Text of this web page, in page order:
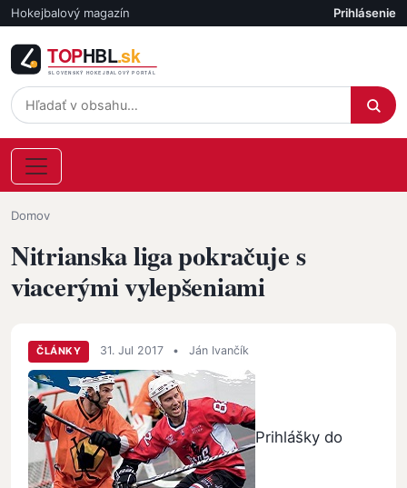
Skočiť na hlavný obsah
Hokejbalový magazín Účet
Prihlásenie
Omrvinka
Domov
Nitrianska liga pokračuje s
viacerými vylepšeniami
ČLÁNKY 31. Jul 2017 • Ján Ivančík
Prihlášky do